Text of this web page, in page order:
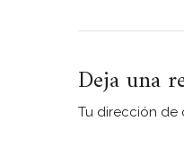
Deja una
Tu dirección de